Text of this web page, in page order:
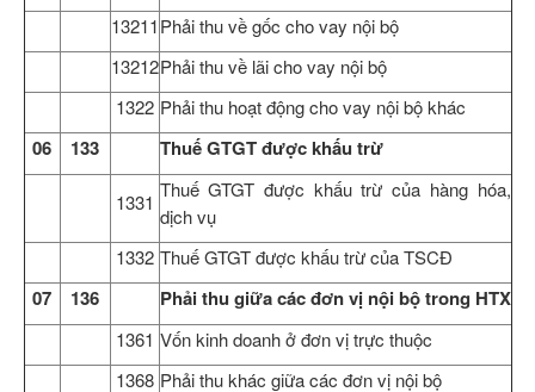
13211Phải thu về gốc cho vay nội bộ
13212Phải thu về lãi cho vay nội bộ
1322 Phải thu hoạt động cho vay nội bộ khác
06 133 Thuế GTGT được khấu trừ
1331
Thuế GTGT được khấu trừ của hàng hóa,
dịch vụ
1332 Thuế GTGT được khấu trừ của TSCĐ
07 136 Phải thu giữa các đơn vị nội bộ trong HTX
1361 Vốn kinh doanh ở đơn vị trực thuộc
1368 Phải thu khác giữa các đơn vị nội bộ